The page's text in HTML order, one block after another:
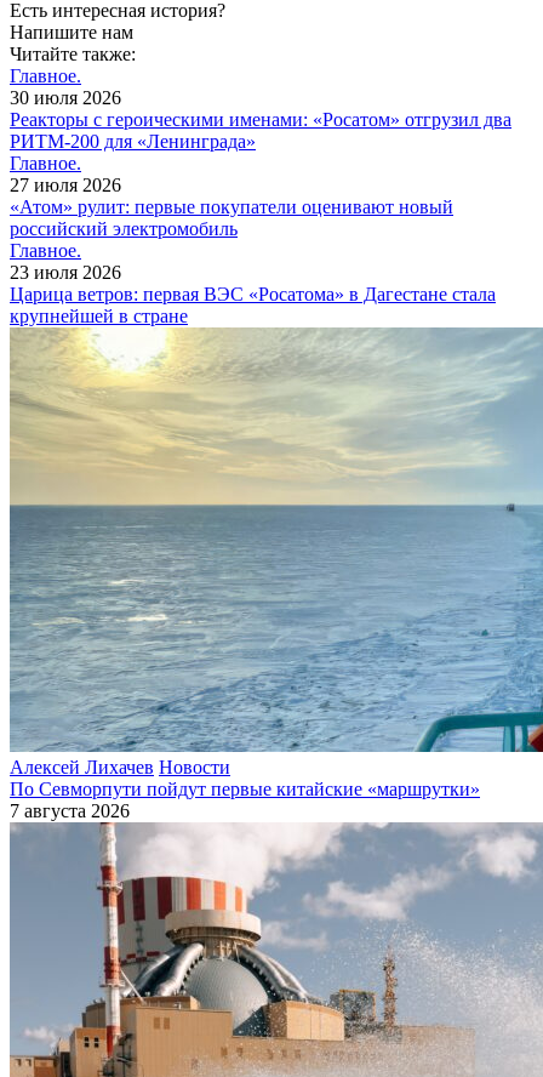
Есть интересная история?
Напишите нам
Читайте также:
Главное.
30 июля 2026
Реакторы с героическими именами: «Росатом» отгрузил два
РИТМ-200 для «Ленинграда»
Главное.
27 июля 2026
«Атом» рулит: первые покупатели оценивают новый
российский электромобиль
Главное.
23 июля 2026
Царица ветров: первая ВЭС «Росатома» в Дагестане стала
крупнейшей в стране
Алексей Лихачев Новости
По Севморпути пойдут первые китайские «маршрутки»
7 августа 2026